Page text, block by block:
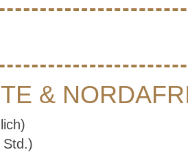
BERG
&